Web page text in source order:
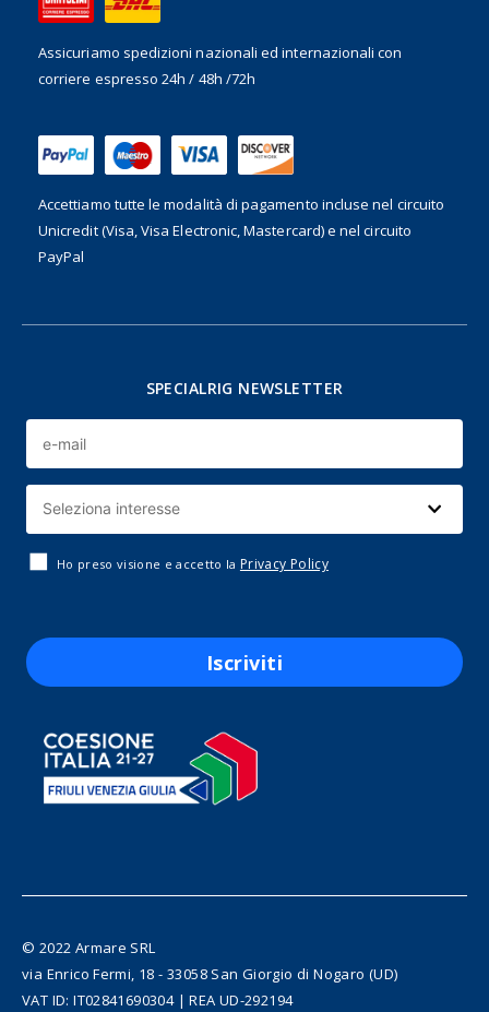
Assicuriamo spedizioni nazionali ed internazionalicon
corriere espresso 24h / 48h /72h
Accettiamo tutte le modalità di pagamento incluse nel circuito
Unicredit (Visa, Visa Electronic, Mastercard) e nel circuito
PayPal
SPECIALRIG NEWSLETTER
Ho preso visione e accetto la Privacy Policy
Iscriviti
© 2022 Armare SRL
via Enrico Fermi, 18 - 33058 San Giorgio di Nogaro (UD)
VAT ID: IT02841690304 | REA UD-292194